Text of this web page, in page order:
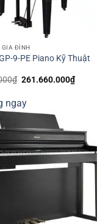
GIA ĐÌNH
9-PE Piano Kỹ Thuật
₫ Giá
292.000.000₫.
261.660.000₫Giá
hiện
ngay